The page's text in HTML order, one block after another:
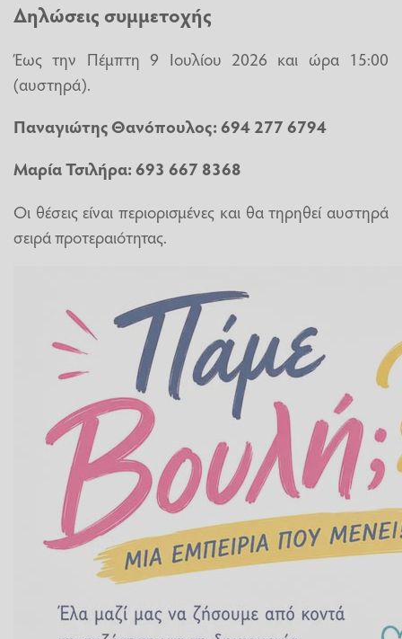
Δηλώσεις συμμετοχής
Έως την Πέμπτη 9 Ιουλίου 2026 και ώρα 15:00
(αυστηρά).
Παναγιώτης Θανόπουλος: 694 277 6794
Μαρία Τσιλήρα: 693 667 8368
Οι θέσεις είναι περιορισμένες και θα τηρηθεί αυστηρά
σειρά προτεραιότητας.